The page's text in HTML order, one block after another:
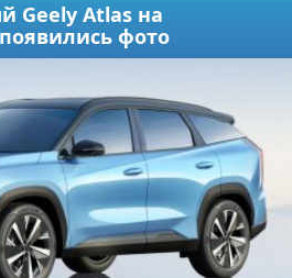
Geely Atlas на
фото